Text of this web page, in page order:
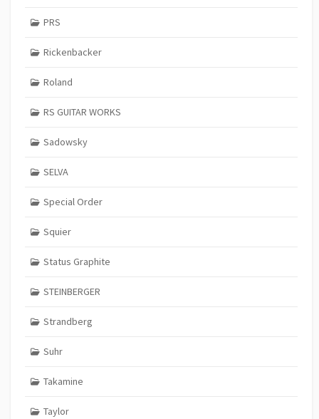
PRS
Rickenbacker
Roland
RS GUITAR WORKS
Sadowsky
SELVA
Special Order
Squier
Status Graphite
STEINBERGER
Strandberg
Suhr
Takamine
Taylor